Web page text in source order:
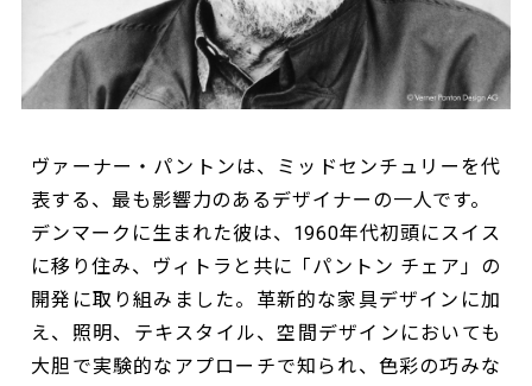
ヴァーナー・パントンは、ミッドセンチュリーを代
表する、最も影響力のあるデザイナーの一人です。
デンマークに生まれた彼は、1960年代初頭にスイス
に移り住み、ヴィトラと共に「パントン チェア」の
開発に取り組みました。革新的な家具デザインに加
え、照明、テキスタイル、空間デザインにおいても
大胆で実験的なアプローチで知られ、色彩の巧みな